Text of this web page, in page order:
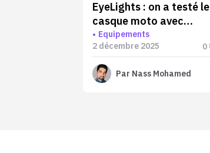
EyeLights : on a testé le
casque moto avec
affichage tête haute en
avant-première !
Equipements
2 décembre 2025
0
Par Nass Mohamed